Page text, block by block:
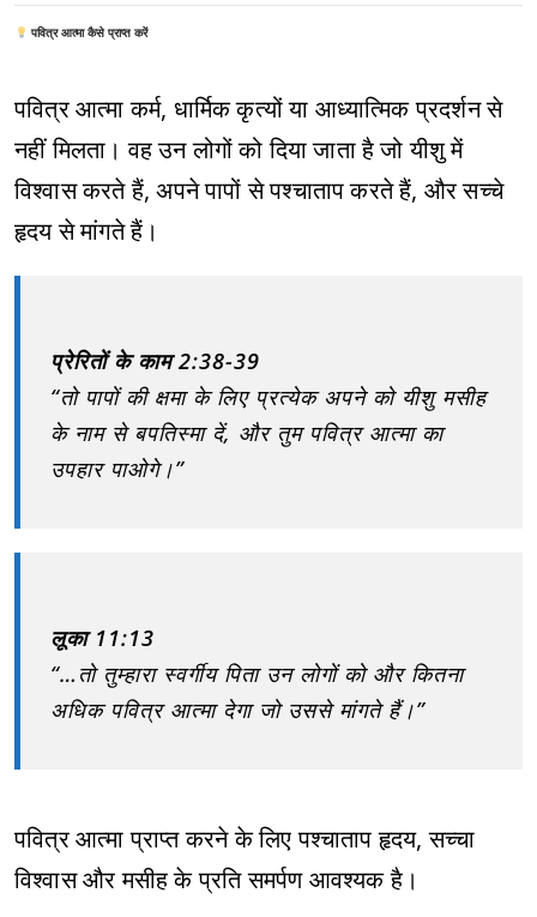
पवित्र आत्मा कैसे प्राप्त करें
पवित्र आत्मा कर्म, धार्मिक कृत्यों या आध्यात्मिक प्रदर्शन से
नहीं मिलता। वह उन लोगों को दिया जाता है जो यीशु में
विश्वास करते हैं, अपने पापों से पश्चाताप करते हैं, और सच्चे
हृदय से मांगते हैं।
प्रेरितों के काम 2:38-39
“तो पापों की क्षमा के लिए प्रत्येक अपने को यीशु मसीह
के नाम से बपतिस्मा दें, और तुम पवित्र आत्मा का
उपहार पाओगे।”
लूका 11:13
“…तो तुम्हारा स्वर्गीय पिता उन लोगों को और कितना
अधिक पवित्र आत्मा देगा जो उससे मांगते हैं।”
पवित्र आत्मा प्राप्त करने के लिए पश्चाताप हृदय, सच्चा
विश्वास और मसीह के प्रति समर्पण आवश्यक है।